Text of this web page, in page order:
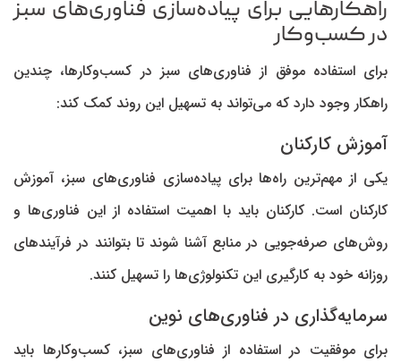
راهکار‌هایی برای پیاده‌سازی فناوری‌های سبز
در کسب‌وکار
برای استفاده موفق از فناوری‌های سبز در کسب‌وکار‌ها، چندین
راهکار وجود دارد که می‌تواند به تسهیل این روند کمک کند:
آموزش کارکنان
یکی از مهم‌ترین راه‌ها برای پیاده‌سازی فناوری‌های سبز، آموزش
کارکنان است. کارکنان باید با اهمیت استفاده از این فناوری‌ها و
روش‌های صرفه‌جویی در منابع آشنا شوند تا بتوانند در فرآیند‌های
روزانه خود به کارگیری این تکنولوژی‌ها را تسهیل کنند.
سرمایه‌گذاری در فناوری‌های نوین
برای موفقیت در استفاده از فناوری‌های سبز، کسب‌وکار‌ها باید